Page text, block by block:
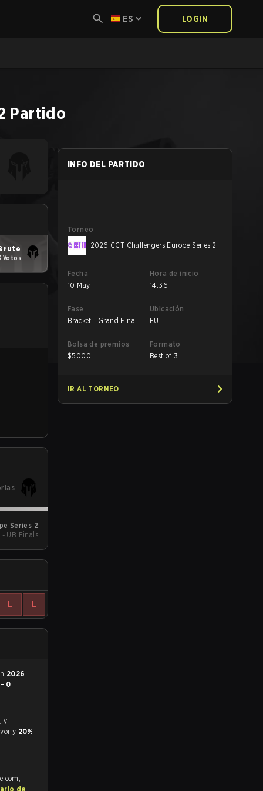
ES LOGIN
Partido
Votos
Series 2
- UB Finals
L L
2026
0 .
y 20%
de
INFO DEL PARTIDO
Torneo
2026 CCT Challengers Europe Series 2
Fecha
10 May
Hora de inicio
14:36
Fase
Bracket - Grand Final
Ubicación
EU
Bolsa de premios
$5000
Formato
Best of 3
IR AL TORNEO